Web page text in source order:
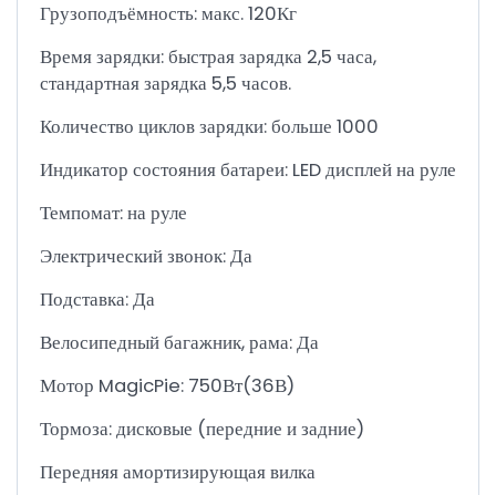
Грузоподъёмность: макс. 120Кг
Время зарядки: быстрая зарядка 2,5 часа,
стандартная зарядка 5,5 часов.
Количество циклов зарядки: больше 1000
Индикатор состояния батареи: LED дисплей на руле
Темпомат: на руле
Электрический звонок: Да
Подставка: Да
Велосипедный багажник, рама: Да
Мотор MagicPie: 750Вт(36В)
Тормоза: дисковые (передние и задние)
Передняя амортизирующая вилка